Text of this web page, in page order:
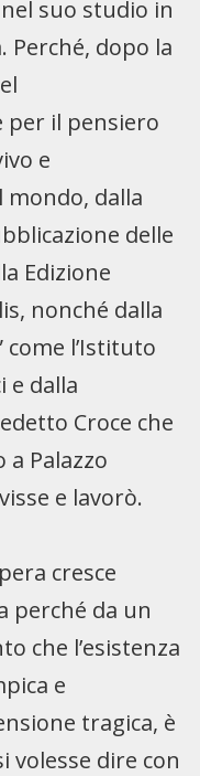
suo studio in
Perché, dopo la
per il pensiero
e
dalla
delle
Edizione
nonché dalla
come l’Istituto
e dalla
Croce che
Palazzo
e lavorò.
cresce
perché da un
che l’esistenza
e
tragica, è
volesse dire con